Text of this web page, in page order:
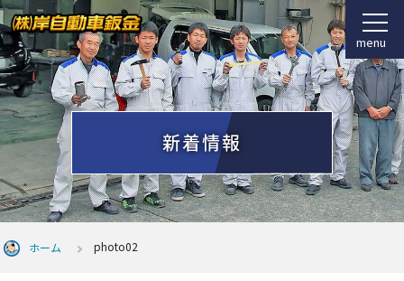
menu
新着情報
ホーム photo02